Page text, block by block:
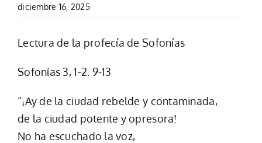
diciembre 16, 2025
Lectura de la profecía de Sofonías
Sofonίas 3, 1-2. 9-13
“¡Ay de la ciudad rebelde y contaminada,
de la ciudad potente y opresora!
No ha escuchado la voz,